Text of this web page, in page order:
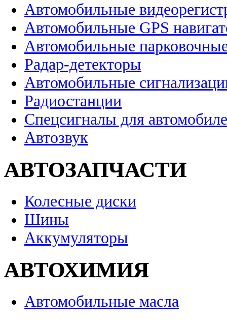
Автомобильные
Автомобильные GPS
Автомобильные
Радар-детекторы
Автомобильные
Радиостанции
Спецсигналы для
Автозвук
АВТОЗАПЧАСТИ
Колесные диски
Шины
Аккумуляторы
АВТОХИМИЯ
Автомобильные масла